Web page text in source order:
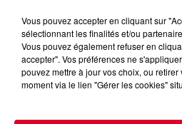
Un beau programme encore vécu
vous adorez particulièrement sur
Vous pouvez accepter en cliquant sur
sélectionnant les finalités et/ou
Vous pouvez également refuser en
accepter". Vos préférences ne
pouvez mettre à jour vos choix, ou
moment via le lien "Gérer les cookies"